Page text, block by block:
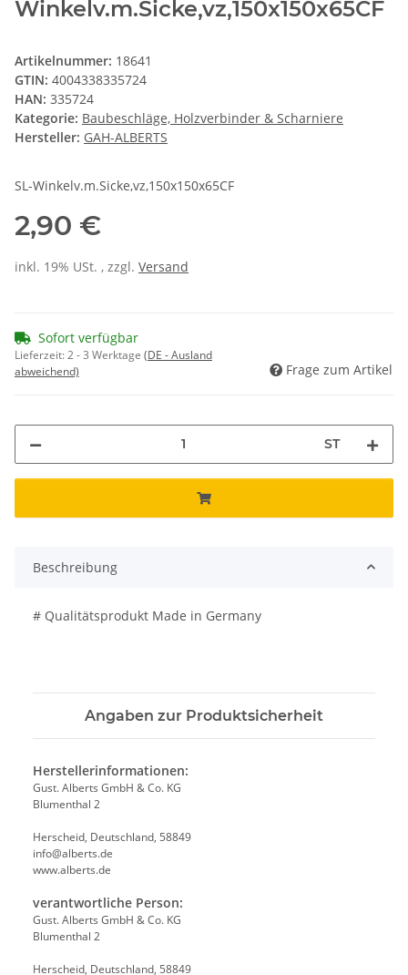
Winkelv.m.Sicke,vz,150x150x65CF
Artikelnummer: 18641
GTIN: 4004338335724
HAN: 335724
Kategorie: Baubeschläge, Holzverbinder & Scharniere
Hersteller: GAH-ALBERTS
SL-Winkelv.m.Sicke,vz,150x150x65CF
2,90 €
inkl. 19% USt. , zzgl. Versand
Sofort verfügbar
Lieferzeit:2 - 3 Werktage (DE - Ausland
abweichend)
Frage zum Artikel
ST
Beschreibung
# Qualitätsprodukt Made in Germany
Angaben zur Produktsicherheit
Herstellerinformationen:
Gust. Alberts GmbH & Co. KG
Blumenthal 2
Herscheid, Deutschland, 58849
info@alberts.de
www.alberts.de
verantwortliche Person:
Gust. Alberts GmbH & Co. KG
Blumenthal 2
Herscheid, Deutschland, 58849